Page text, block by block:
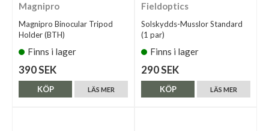
Magnipro
Magnipro Binocular Tripod
Holder (BTH)
Finns i lager
390 SEK
LÄS MER
KÖP
Fieldoptics
Solskydds-Musslor Standard
(1 par)
Finns i lager
290 SEK
LÄS MER
KÖP